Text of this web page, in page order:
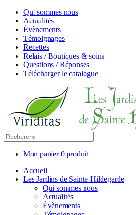
Qui sommes nous
Actualités
Évènements
Témoignages
Recettes
Relais / Boutiques & soins
Questions / Réponses
Télécharger le catalogue
Mon panier0 produit
Accueil
Les Jardins de Sainte-Hildegarde
Qui sommes nous
Actualités
Évènements